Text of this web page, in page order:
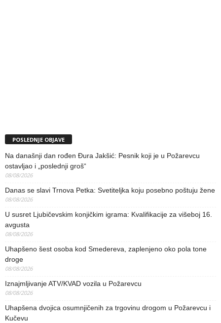
POSLEDNJE OBJAVE
Na današnji dan rođen Đura Jakšić: Pesnik koji je u Požarevcu
ostavljao i „poslednji groš“
08/08/2026
Danas se slavi Trnova Petka: Svetiteljka koju posebno poštuju žene
08/08/2026
U susret Ljubičevskim konjičkim igrama: Kvalifikacije za višeboj 16.
avgusta
08/08/2026
Uhapšeno šest osoba kod Smedereva, zaplenjeno oko pola tone
droge
08/08/2026
Iznajmljivanje ATV/KVAD vozila u Požarevcu
08/08/2026
Uhapšena dvojica osumnjičenih za trgovinu drogom u Požarevcu i
Kučevu